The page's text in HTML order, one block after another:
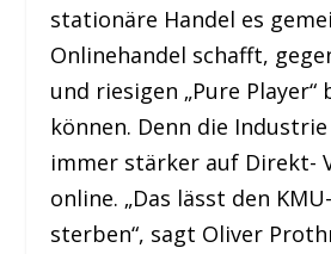
stationäre Handel es
Onlinehandel schafft,
und riesigen „Pure Player“
können. Denn die
immer stärker auf Direkt-
online. „Das lässt den
sterben“, sagt Oliver